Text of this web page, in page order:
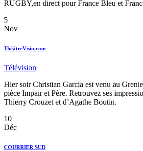
RUGBY,en direct pour France Bleu et
5
Nov
ThéâtreVisio.com
Télévision
Hier soir Christian Garcia est venu au
pièce Impair et Père. Retrouvez ses
Thierry Crouzet et d’Agathe Boutin.
10
Déc
COURRIER SUD